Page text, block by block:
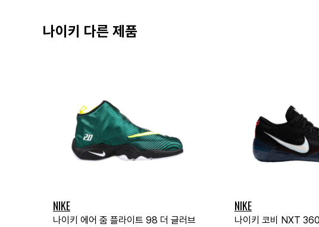
나이키 다른 제품
NIKE
나이키 에어 줌 플라이트 98 더 글러브
NIKE
나이키 코비 NXT